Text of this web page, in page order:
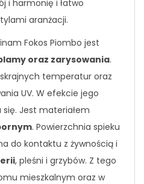
i harmonię i łatwo
aranżacji.
Fokos Piombo jest
oraz zarysowania.
temperatur oraz
UV. W efekcie jego
Jest materiałem
. Powierzchnia spieku
do kontaktu z żywnością i
, pleśni i grzybów. Z tego
mieszkalnym oraz w